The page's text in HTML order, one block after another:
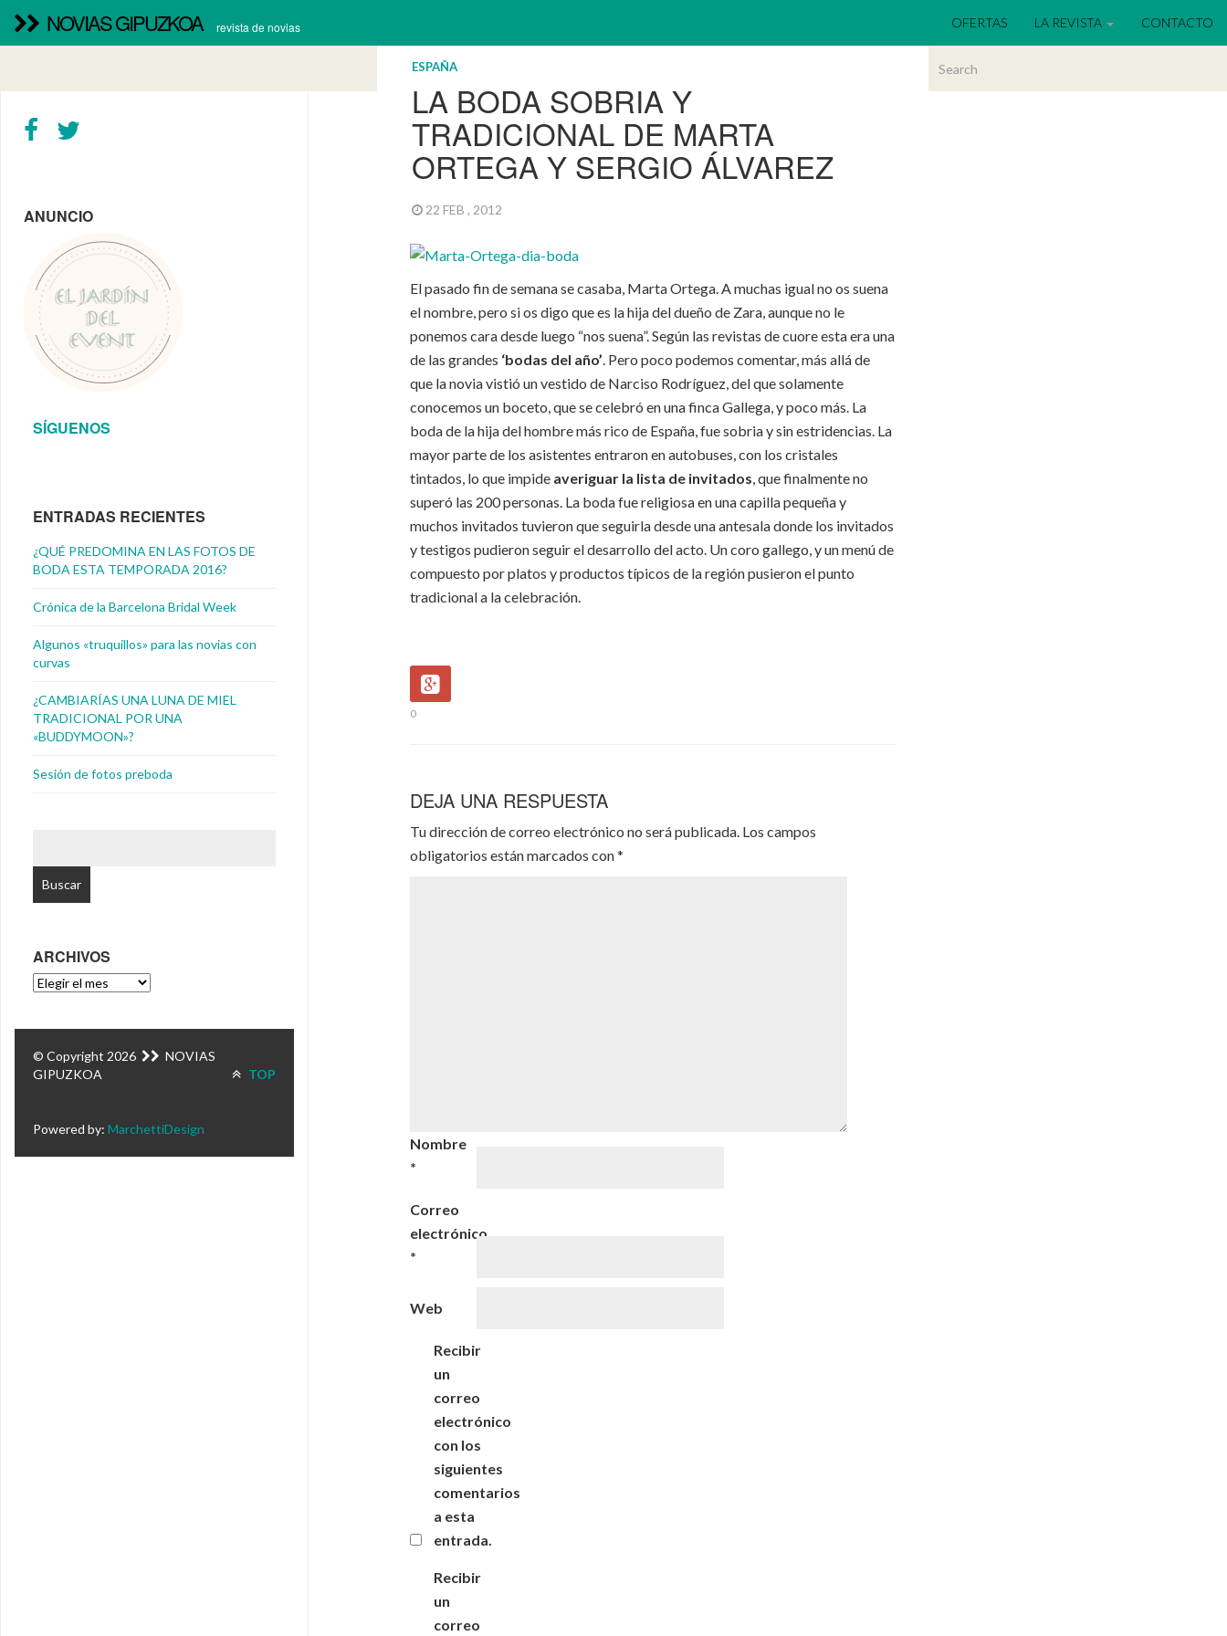
NOVIAS GIPUZKOA revista de novias OFERTAS LA REVISTA CONTACTO
ESPAÑA
LA BODA SOBRIA Y
TRADICIONAL DE MARTA
ORTEGA Y SERGIO ÁLVAREZ
22 FEB , 2012
El pasado fin de semana se casaba, Marta Ortega. A muchas igual no os suena
el nombre, pero si os digo que es la hija del dueño de Zara, aunque no le
ponemos cara desde luego “nos suena”. Según las revistas de cuore esta era una
de las grandes ‘bodas del año’. Pero poco podemos comentar, más allá de
que la novia vistió un vestido de Narciso Rodríguez, del que solamente
conocemos un boceto, que se celebró en una finca Gallega, y poco más. La
boda de la hija del hombre más rico de España, fue sobria y sin estridencias. La
mayor parte de los asistentes entraron en autobuses, con los cristales
tintados, lo que impide averiguar la lista de invitados, que finalmente no
superó las 200 personas. La boda fue religiosa en una capilla pequeña y
muchos invitados tuvieron que seguirla desde una antesala donde los invitados
y testigos pudieron seguir el desarrollo del acto. Un coro gallego, y un menú de
compuesto por platos y productos típicos de la región pusieron el punto
tradicional a la celebración.
0
DEJA UNA RESPUESTA
Tu dirección de correo electrónico no será publicada. Los campos
obligatorios están marcados con*
Nombre
*
Correo
electrónico
*
Web
Recibir
un
correo
electrónico
con los
siguientes
comentarios
a esta
entrada.
Recibir
un
correo
ANUNCIO
SÍGUENOS
ENTRADAS RECIENTES
¿QUÉ PREDOMINA EN LAS FOTOS DE
BODA ESTA TEMPORADA 2016?
Crónica de la Barcelona Bridal Week
Algunos «truquillos» para las novias con
curvas
¿CAMBIARÍAS UNA LUNA DE MIEL
TRADICIONAL POR UNA
«BUDDYMOON»?
Sesión de fotos preboda
ARCHIVOS
ARCHIVOS
© Copyright 2026
NOVIAS
GIPUZKOA
TOP
Powered by: MarchettiDesign